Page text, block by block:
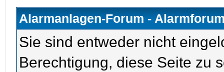
Alarmanlagen-Forum -
Sie sind entweder nicht
Berechtigung, diese Seite zu